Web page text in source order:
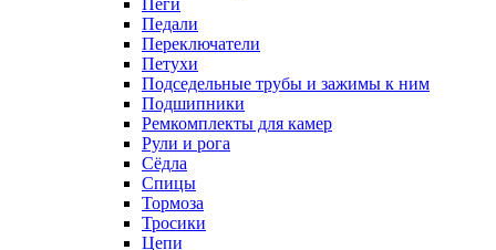
Педали
Переключатели
Петухи
Подседельные трубы и зажимы к ним
Подшипники
Ремкомплекты для камер
Рули и рога
Сёдла
Спицы
Тормоза
Тросики
Цепи